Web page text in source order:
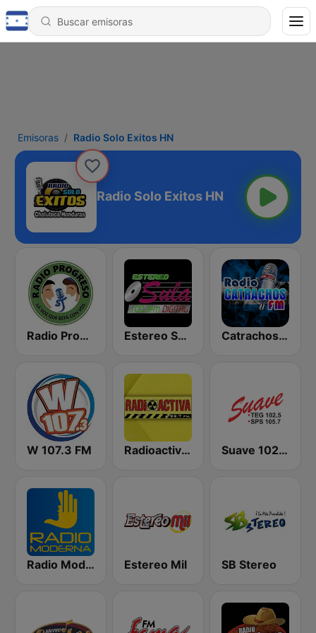
Emisoras Radio Solo Exitos HN
Radio Solo Exitos HN
Radio Progreso Estereo Sula 100.1 FM Catrachos FM
W 107.3 FM Radioactiva 99.7 FM Suave 102.5 FM
Radio Moderna Estereo Mil SB Stereo